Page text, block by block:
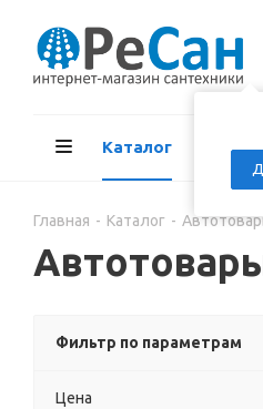
Каталог
Главная - Каталог -
Фильтр по параметрам
Цена